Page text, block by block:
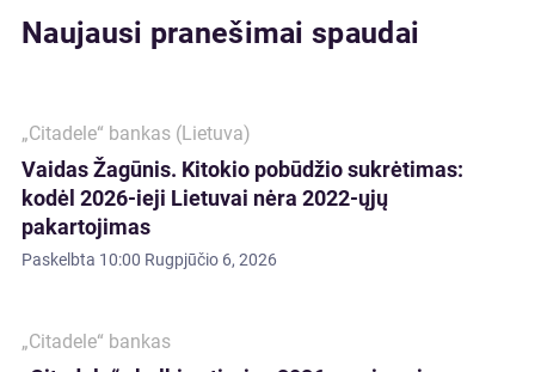
Naujausi pranešimai spaudai
„Citadele“ bankas (Lietuva)
Vaidas Žagūnis. Kitokio pobūdžio sukrėtimas:
kodėl 2026-ieji Lietuvai nėra 2022-ųjų
pakartojimas
Paskelbta 10:00 Rugpjūčio 6, 2026
„Citadele“ bankas